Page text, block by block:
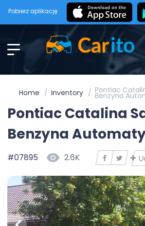
Pobierz aplikację
Home Inventory Pontiac
Benzyna
Pontiac Catalina
Benzyna
#07895 2.6K